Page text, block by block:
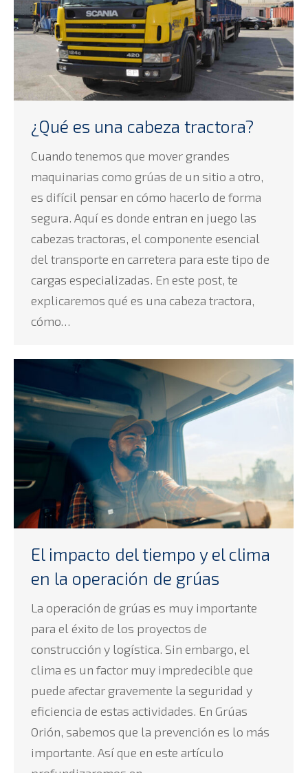
¿Qué es una cabeza tractora?
Cuando tenemos que mover grandes
maquinarias como grúas de un sitio a otro,
es difícil pensar en cómo hacerlo de forma
segura. Aquí es donde entran en juego las
cabezas tractoras, el componente esencial
del transporte en carretera para este tipo de
cargas especializadas. En este post, te
explicaremos qué es una cabeza tractora,
cómo…
El impacto del tiempo y el clima
en la operación de grúas
La operación de grúas es muy importante
para el éxito de los proyectos de
construcción y logística. Sin embargo, el
clima es un factor muy impredecible que
puede afectar gravemente la seguridad y
eficiencia de estas actividades. En Grúas
Orión, sabemos que la prevención es lo más
importante. Así que en este artículo